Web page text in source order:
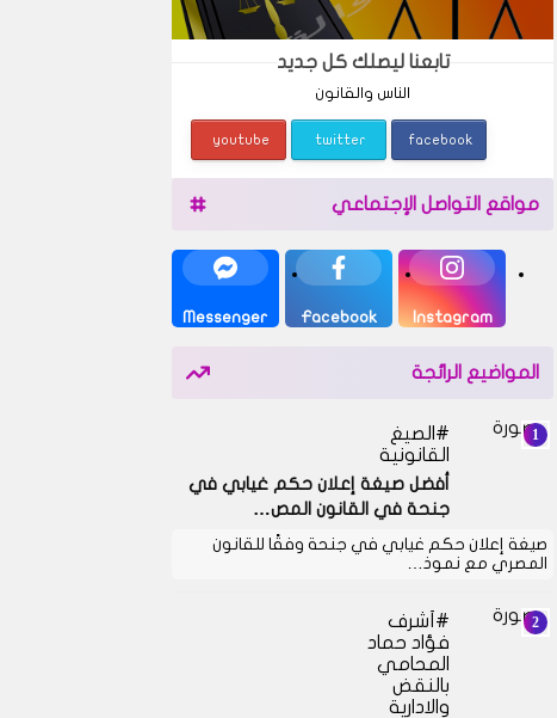
تابعنا ليصلك كل جديد
الناس والقانون
facebook
twitter
youtube
مواقع التواصل الإجتماعي
Instagram
Facebook
Messenger
المواضيع الرائجة
الصيغ
القانونية
أفضل صيغة إعلان حكم غيابي في
جنحة في القانون المص…
صيغة إعلان حكم غيابي في جنحة وفقًا للقانون
المصري مع نموذ…
أشرف
فؤاد حماد
المحامي
بالنقض
والادارية